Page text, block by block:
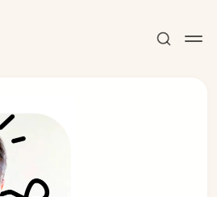
S'abonner